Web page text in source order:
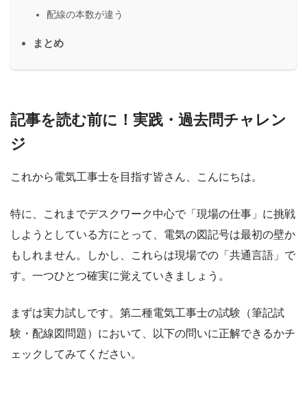
配線の本数が違う
まとめ
記事を読む前に！実践・過去問チャレン
ジ
これから電気工事士を目指す皆さん、こんにちは。
特に、これまでデスクワーク中心で「現場の仕事」に挑戦
しようとしている方にとって、電気の図記号は最初の壁か
もしれません。しかし、これらは現場での「共通言語」で
す。一つひとつ確実に覚えていきましょう。
まずは実力試しです。第二種電気工事士の試験（筆記試
験・配線図問題）において、以下の問いに正解できるかチ
ェックしてみてください。